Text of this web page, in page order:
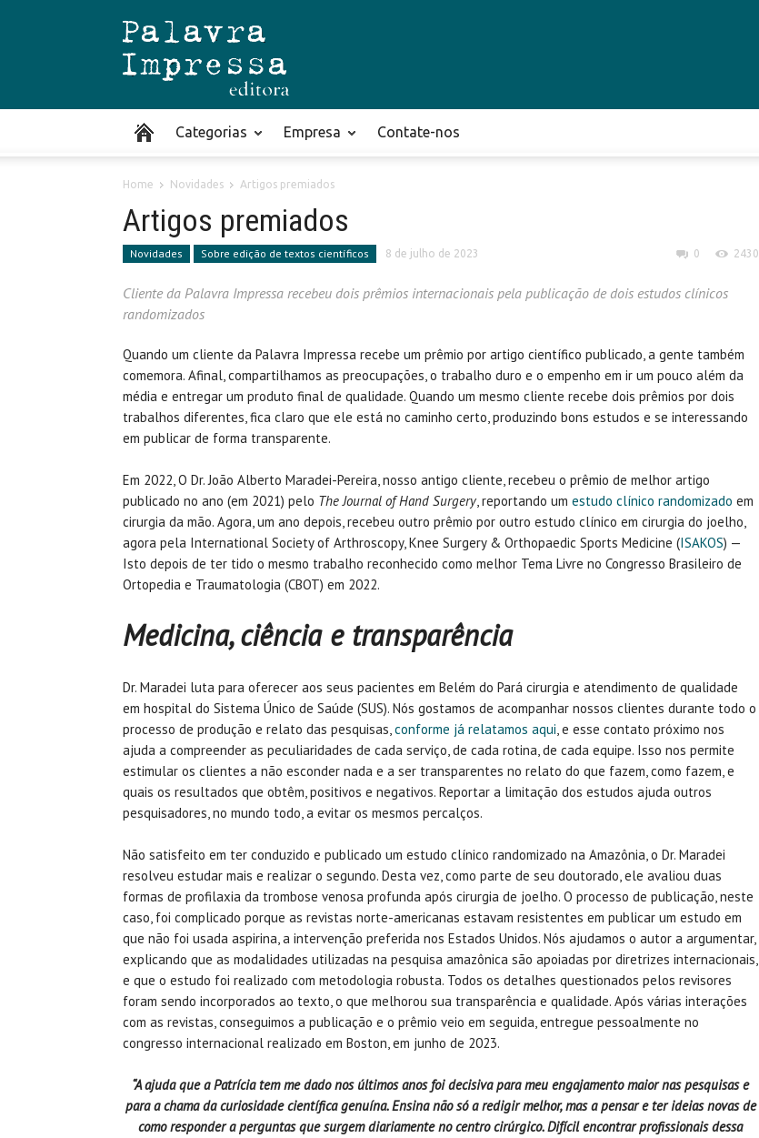
Categorias Empresa Contate-nos
Home Novidades Artigos premiados
Artigos premiados
Novidades Sobre edição de textos científicos 8 de julho de 2023 0 2430
Cliente da Palavra Impressa recebeu dois prêmios internacionais pela publicação de dois estudos clínicos
randomizados
Quando um cliente da Palavra Impressa recebe um prêmio por artigo científico publicado, a gente também
comemora. Afinal, compartilhamos as preocupações, o trabalho duro e o empenho em ir um pouco além da
média e entregar um produto final de qualidade. Quando um mesmo cliente recebe dois prêmios por dois
trabalhos diferentes, fica claro que ele está no caminho certo, produzindo bons estudos e se interessando
em publicar de forma transparente.
Em 2022, O Dr. João Alberto Maradei-Pereira, nosso antigo cliente, recebeu o prêmio de melhor artigo
publicado no ano (em 2021) pelo The Journal of Hand Surgery, reportando um estudo clínico randomizado em
cirurgia da mão. Agora, um ano depois, recebeu outro prêmio por outro estudo clínico em cirurgia do joelho,
agora pela International Society of Arthroscopy, Knee Surgery & Orthopaedic Sports Medicine (ISAKOS) —
Isto depois de ter tido o mesmo trabalho reconhecido como melhor Tema Livre no Congresso Brasileiro de
Ortopedia e Traumatologia (CBOT) em 2022.
Medicina, ciência e transparência
Dr. Maradei luta para oferecer aos seus pacientes em Belém do Pará cirurgia e atendimento de qualidade
em hospital do Sistema Único de Saúde (SUS). Nós gostamos de acompanhar nossos clientes durante todo o
processo de produção e relato das pesquisas,conforme já relatamos aqui, e esse contato próximo nos
ajuda a compreender as peculiaridades de cada serviço, de cada rotina, de cada equipe. Isso nos permite
estimular os clientes a não esconder nada e a ser transparentes no relato do que fazem, como fazem, e
quais os resultados que obtêm, positivos e negativos. Reportar a limitação dos estudos ajuda outros
pesquisadores, no mundo todo, a evitar os mesmos percalços.
Não satisfeito em ter conduzido e publicado um estudo clínico randomizado na Amazônia, o Dr. Maradei
resolveu estudar mais e realizar o segundo. Desta vez, como parte de seu doutorado, ele avaliou duas
formas de profilaxia da trombose venosa profunda após cirurgia de joelho. O processo de publicação, neste
caso, foi complicado porque as revistas norte-americanas estavam resistentes em publicar um estudo em
que não foi usada aspirina, a intervenção preferida nos Estados Unidos. Nós ajudamos o autor a argumentar,
explicando que as modalidades utilizadas na pesquisa amazônica são apoiadas por diretrizes internacionais,
e que o estudo foi realizado com metodologia robusta. Todos os detalhes questionados pelos revisores
foram sendo incorporados ao texto, o que melhorou sua transparência e qualidade. Após várias interações
com as revistas, conseguimos a publicação e o prêmio veio em seguida, entregue pessoalmente no
congresso internacional realizado em Boston, em junho de 2023.
“A ajuda que a Patrícia tem me dado nos últimos anos foi decisiva para meu engajamento maior nas pesquisas e
para a chama da curiosidade científica genuína. Ensina não só a redigir melhor, mas a pensar e ter ideias novas de
como responder a perguntas que surgem diariamente no centro cirúrgico. Difícil encontrar profissionais dessa